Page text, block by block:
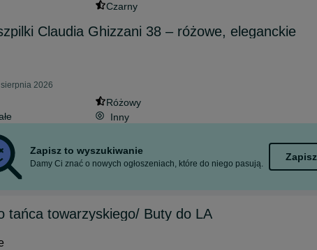
Czarny
Claudia Ghizzani 38 – różowe, eleganckie
2026
Różowy
Inny
Zapisz to wyszukiwanie
Damy Ci znać o nowych ogłoszeniach, które do niego pasują.
Zapisz
tańca towarzyskiego/ Buty do LA